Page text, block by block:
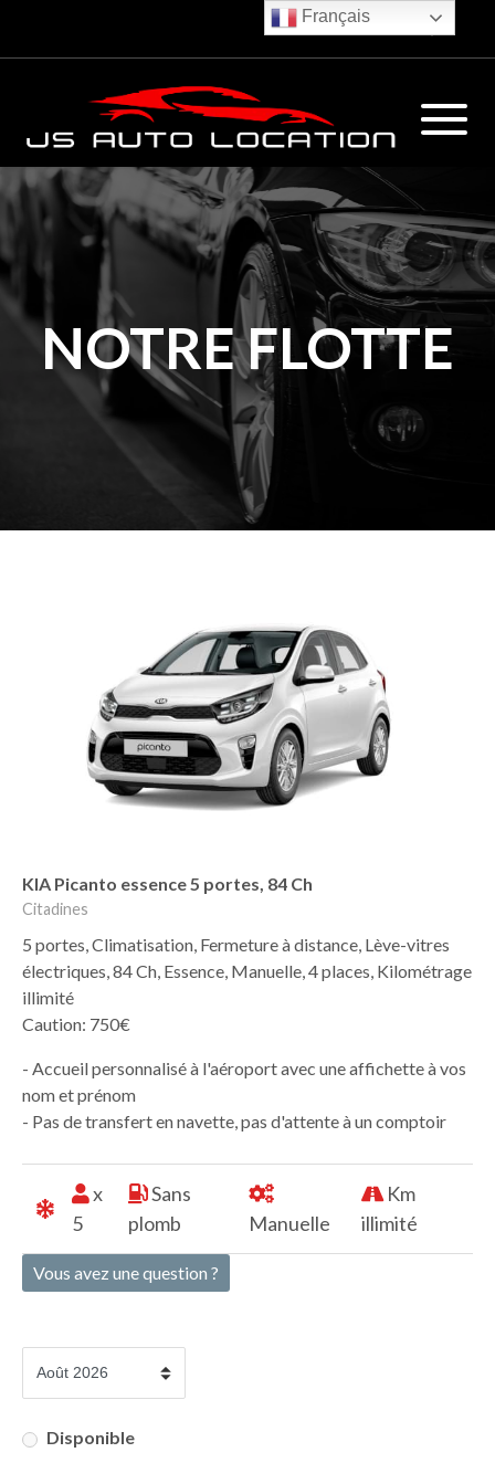
NOTRE FLOTTE
KIA Picanto essence 5 portes, 84 Ch
Citadines
5 portes, Climatisation, Fermeture à distance, Lève-vitres
électriques, 84 Ch, Essence, Manuelle, 4 places, Kilométrage
illimité
Caution: 750€
- Accueil personnalisé à l'aéroport avec une affichette à vos
nom et prénom
- Pas de transfert en navette, pas d'attente à un comptoir
x
5
Sans
plomb
Manuelle
Km
illimité
Vous avez une question ?
Disponible
Français